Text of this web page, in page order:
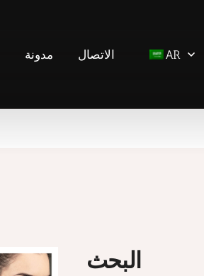
مدونة الاتصال AR
البحث